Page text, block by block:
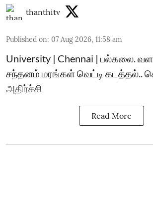
thanthitv
Published on: 07 Aug 2026, 11:58 am
University | Chennai | பல்கலை.
சந்தனம் மரங்கள் வெட்டி கடத்தல்..
அதிர்ச்சி
Read More